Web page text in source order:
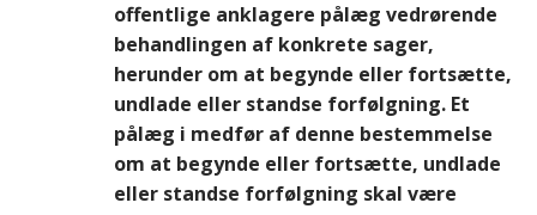
offentlige anklagere pålæg vedrørende
behandlingen af konkrete sager,
herunder om at begynde eller fortsætte,
undlade eller standse forfølgning. Et
pålæg i medfør af denne bestemmelse
om at begynde eller fortsætte, undlade
eller standse forfølgning skal være